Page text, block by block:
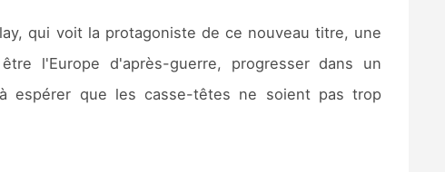
qui voit la protagoniste de ce nouveau titre, une
l'Europe d'après-guerre, progresser dans un
espérer que les casse-têtes ne soient pas trop